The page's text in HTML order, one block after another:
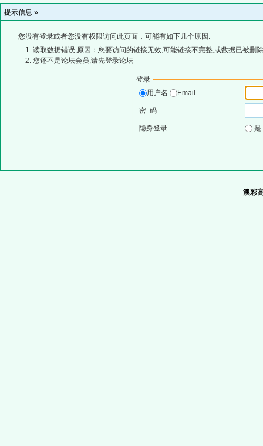
提示信息 »
您没有登录或者您没有权限访问此页面，可能有如下几个原因:
读取数据错误,原因：您要访问的链接无效,可能链接不完整,或数据已被删
您还不是论坛会员,请先登录论坛
登录
用户名
Email
密 码
隐身登录
澳彩